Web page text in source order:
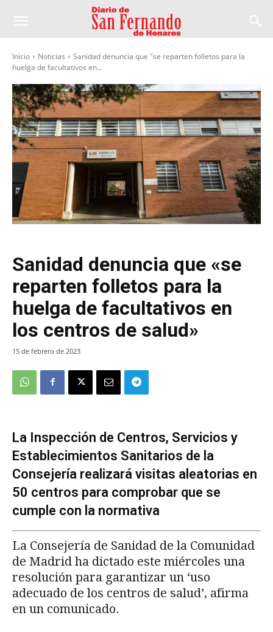
Inicio Noticias
Sanidad denuncia que "se reparten folletos para la
huelga de facultativos en...
Sanidad denuncia que «se
reparten folletos para la
huelga de facultativos en
los centros de salud»
15 de febrero de 2023
La Inspección de Centros, Servicios y
Establecimientos Sanitarios de la
Consejería realizará visitas aleatorias en
50 centros para comprobar que se
cumple con la normativa
La Consejería de Sanidad de la Comunidad
de Madrid ha dictado este miércoles una
resolución para garantizar un ‘uso
adecuado de los centros de salud’, afirma
en un comunicado.